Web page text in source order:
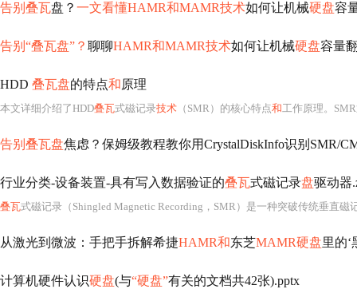
告别叠瓦盘？ 一文看懂HAMR和MAMR技术如何让机械硬盘容
告别“叠瓦盘”？ 聊聊HAMR和MAMR技术如何让机械硬盘容量
HDD 叠瓦盘的特点和原理
本文详细介绍了HDD叠瓦式磁记录技术 （SMR）的核心特点和工作原理。SMR
告别叠瓦盘焦虑？保姆级教程教你用CrystalDiskInfo识别SMR/
行业分类-设备装置-具有写入数据验证的叠瓦式磁记录盘驱动器
叠瓦式磁记录（Shingled Magnetic Recording，SMR）是一种突破传统垂直磁
从激光到微波：手把手拆解希捷HAMR和东芝MAMR硬盘里的‘
计算机硬件认识硬盘(与“硬盘”有关的文档共42张).pptx